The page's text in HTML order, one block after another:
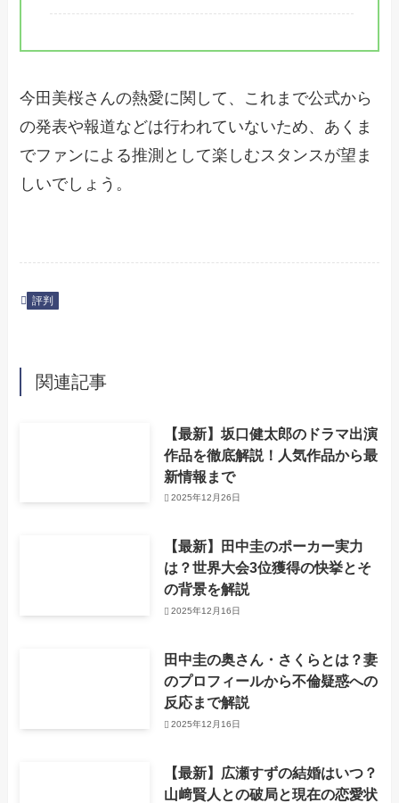
今田美桜さんの熱愛に関して、これまで公式から
の発表や報道などは行われていないため、あくま
でファンによる推測として楽しむスタンスが望ま
しいでしょう。
評判
関連記事
【最新】坂口健太郎のドラマ出演
作品を徹底解説！人気作品から最
新情報まで
2025年12月26日
【最新】田中圭のポーカー実力
は？世界大会3位獲得の快挙とそ
の背景を解説
2025年12月16日
田中圭の奥さん・さくらとは？妻
のプロフィールから不倫疑惑への
反応まで解説
2025年12月16日
【最新】広瀬すずの結婚はいつ？
山﨑賢人との破局と現在の恋愛状